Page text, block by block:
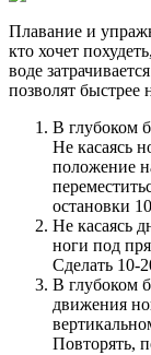
Плавание и
кто хочет
воде
позволят быстрее
В глубоком
Не касаясь
положение
остановки
Не касаясь
ноги под
Сделать 10-
В глубоком
движения
Повторять,